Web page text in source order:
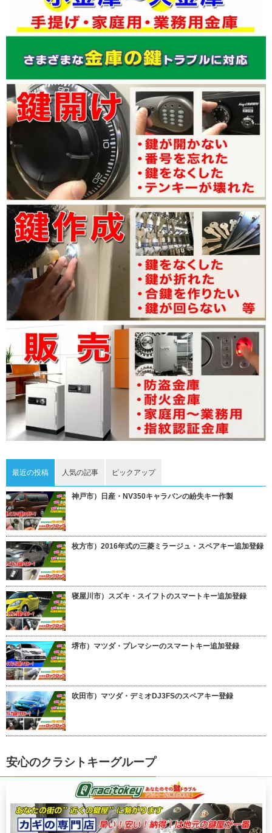
最近の投稿 人気の記事 ピックアップ
神戸市）日産・NV350キャラバンの紛失キー作製
枚方市）2016年式の三菱ミラージュ・スペアキー追加登録
寝屋川市）スズキ・スイフトのスマートキー追加登録
堺市）マツダ・プレマシーのスマートキー追加登録
吹田市）マツダ・デミオDJ3FSのスペアキー登録
安心のクラシトキーグループ